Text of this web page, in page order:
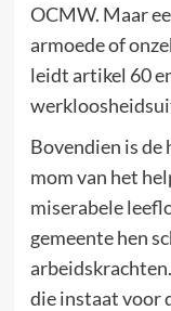
OCMW. Maar
armoede of
leidt artikel 60
Bovendien is
mom van het
miserabele
gemeente hen
die instaat voor